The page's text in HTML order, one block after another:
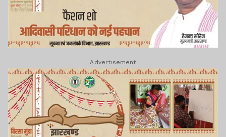
Advertisement